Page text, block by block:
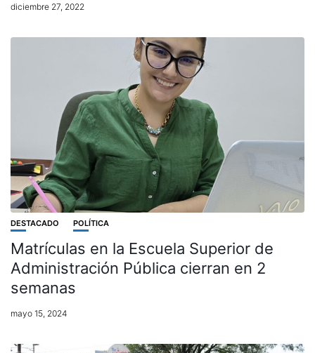
diciembre 27, 2022
DESTACADO POLÍTICA
Matrículas en la Escuela Superior de
Administración Pública cierran en 2
semanas
mayo 15, 2024